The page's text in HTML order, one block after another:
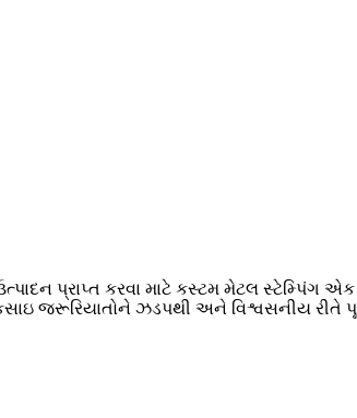
પ્રાપ્ત કરવા માટે કસ્ટમ મેટલ સ્ટેમ્પિંગ
જરૂરિયાતોને ઝડપથી અને વિશ્વસનીય રીતે